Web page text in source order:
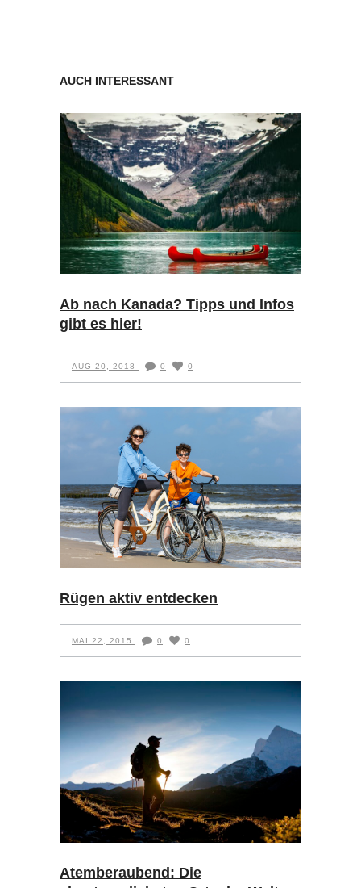
AUCH INTERESSANT
Ab nach Kanada? Tipps und Infos
gibt es hier!
AUG 20, 2018 0 0
Rügen aktiv entdecken
MAI 22, 2015 0 0
Atemberaubend: Die